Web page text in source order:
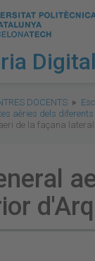
DOCENTS
aèries dels
de la façana